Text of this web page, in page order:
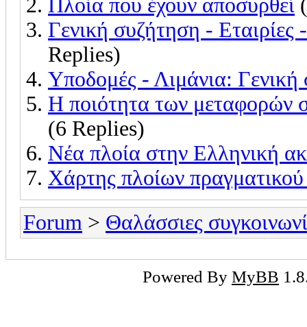
Πλοία που έχουν αποσυρθεί
Γενική συζήτηση -
Replies)
Υποδομές - Λιμάνια:
Η ποιότητα των μεταφορών
(6 Replies)
Nέα πλοία στην Ελληνική
Χάρτης πλοίων
Forum > Θαλάσσιες
Powered By MyBB